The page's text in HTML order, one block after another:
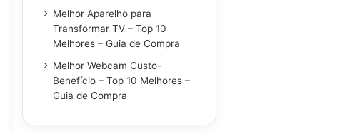
Melhor Aparelho para
Transformar TV – Top 10
Melhores – Guia de Compra
Melhor Webcam Custo-
Benefício – Top 10 Melhores –
Guia de Compra